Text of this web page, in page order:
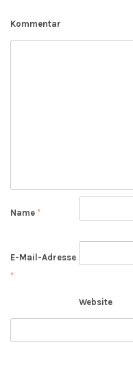
Kommentar
Name *
E-Mail-Adresse
*
Website